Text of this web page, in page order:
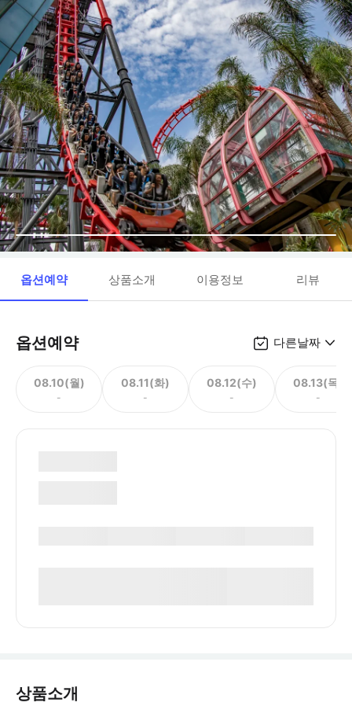
옵션예약 상품소개 이용정보 리뷰
옵션예약 다른날짜
08.10(월)
-
08.11(화)
-
08.12(수)
-
08.13(목)
-
상품소개